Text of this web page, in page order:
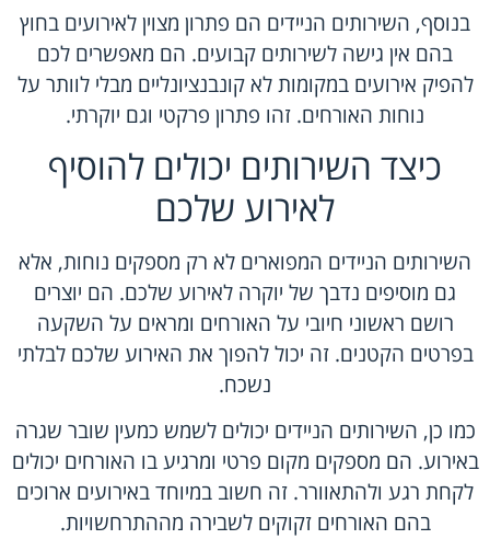
בנוסף, השירותים הניידים הם פתרון מצוין לאירועים בחוץ
בהם אין גישה לשירותים קבועים. הם מאפשרים לכם
להפיק אירועים במקומות לא קונבנציונליים מבלי לוותר על
נוחות האורחים. זהו פתרון פרקטי וגם יוקרתי.
כיצד השירותים יכולים להוסיף
לאירוע שלכם
השירותים הניידים המפוארים לא רק מספקים נוחות, אלא
גם מוסיפים נדבך של יוקרה לאירוע שלכם. הם יוצרים
רושם ראשוני חיובי על האורחים ומראים על השקעה
בפרטים הקטנים. זה יכול להפוך את האירוע שלכם לבלתי
נשכח.
כמו כן, השירותים הניידים יכולים לשמש כמעין שובר שגרה
באירוע. הם מספקים מקום פרטי ומרגיע בו האורחים יכולים
לקחת רגע ולהתאוורר. זה חשוב במיוחד באירועים ארוכים
בהם האורחים זקוקים לשבירה מההתרחשויות.